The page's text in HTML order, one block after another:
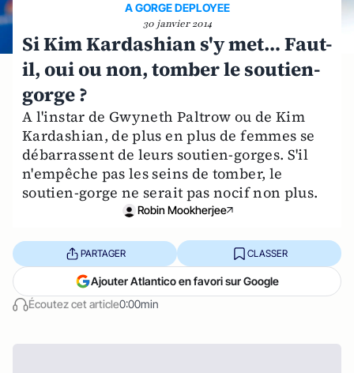
A GORGE DEPLOYEE
30 janvier 2014
Si Kim Kardashian s'y met… Faut-
il, oui ou non, tomber le soutien-
gorge ?
A l'instar de Gwyneth Paltrow ou de Kim
Kardashian, de plus en plus de femmes se
débarrassent de leurs soutien-gorges. S'il
n'empêche pas les seins de tomber, le
soutien-gorge ne serait pas nocif non plus.
Robin Mookherjee
Écoutez cet article0:00min
PARTAGER CLASSER
Ajouter Atlantico en favori sur Google